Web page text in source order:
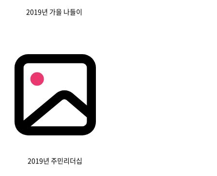
2019년 가을 나들이
2019년 주민리더십